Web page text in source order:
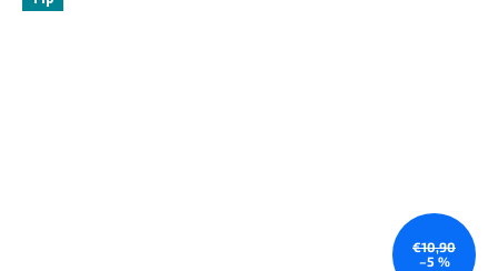
€10,90
–5 %